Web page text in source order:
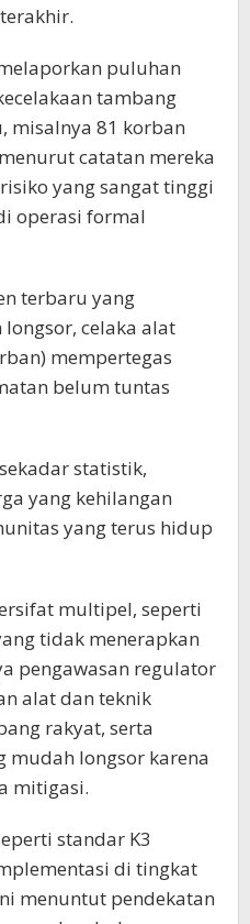
puluhan
tambang
misalnya 81 korban
catatan mereka
yang sangat tinggi
operasi formal
terbaru yang
celaka alat
mempertegas
belum tuntas
statistik,
yang kehilangan
yang terus hidup
multipel, seperti
tidak menerapkan
pengawasan regulator
alat dan teknik
rakyat, serta
mudah longsor karena
mitigasi.
standar K3
di tingkat
menuntut pendekatan